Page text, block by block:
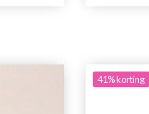
41%korting